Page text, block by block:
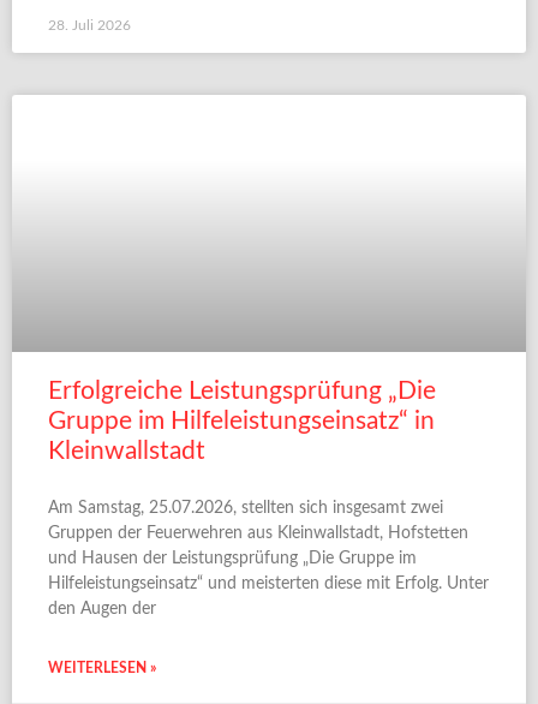
28. Juli 2026
Erfolgreiche Leistungsprüfung „Die
Gruppe im Hilfeleistungseinsatz“ in
Kleinwallstadt
Am Samstag, 25.07.2026, stellten sich insgesamt zwei
Gruppen der Feuerwehren aus Kleinwallstadt, Hofstetten
und Hausen der Leistungsprüfung „Die Gruppe im
Hilfeleistungseinsatz“ und meisterten diese mit Erfolg. Unter
den Augen der
WEITERLESEN »